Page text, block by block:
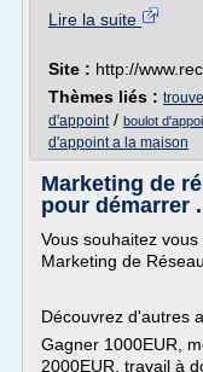
Lire la suite
Site : http://
Thèmes liés :
d'appoint/ boulot
d'appoint a la maison
Marketing de
pour démarrer
Vous souhaitez
Marketing de
Découvrez d'autres
Gagner 1000EUR,
2000EUR, travail à